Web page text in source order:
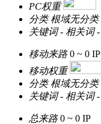
PC权重
分类 根域无分类
关键词 - 相关词 -
移动来路 0 ~ 0 IP
移动权重
分类 根域无分类
关键词 - 相关词 -
总来路 0 ~ 0 IP